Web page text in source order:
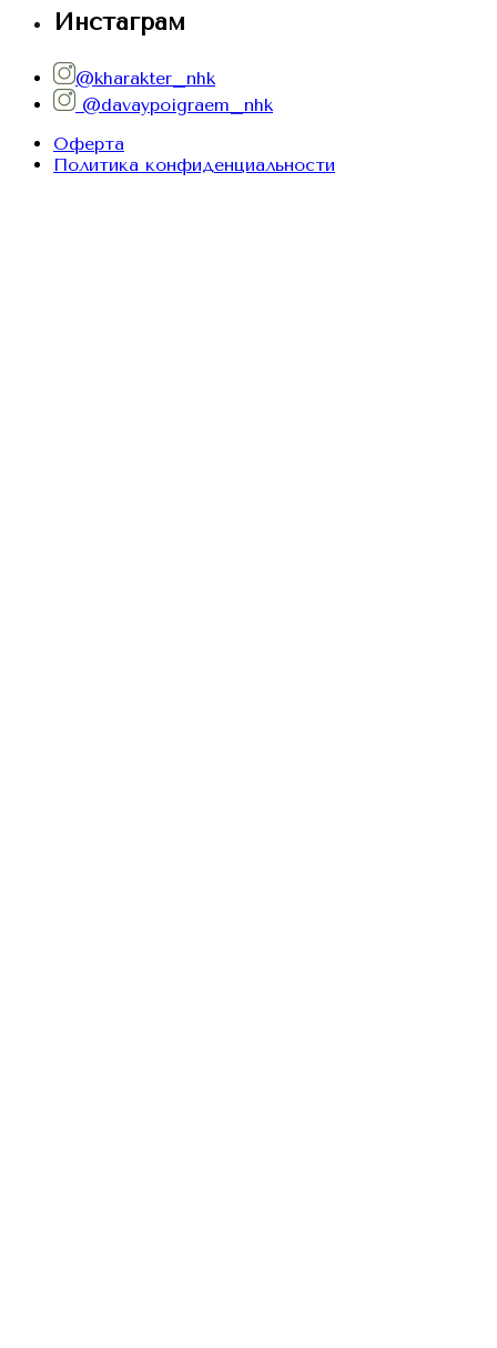
Инстаграм
@kharakter_nhk
@davaypoigraem_nhk
Оферта
Политика конфиденциальности